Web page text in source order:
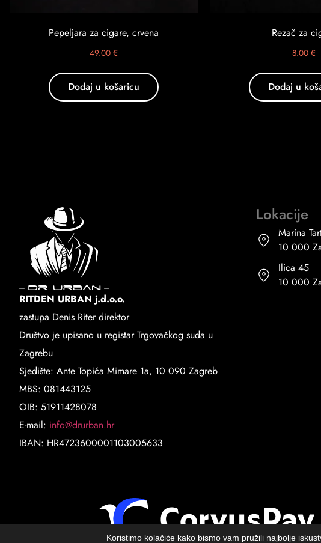
Pepeljara za cigare, crvena
49.00 €
Dodaj u košaricu
Rezač za
8.00 €
Dodaj u
RITDEN URBAN j.d.o.o.
zastupa Denis Riter direktor
Društvo je upisano u registar Trgovačkog suda u
Zagrebu
Sjedište: Ante Topića Mimare 1a, 10 090 Zagreb
MBS: 081443125
OIB: 51911428078
E-mail: info@drurban.hr
IBAN: HR4723600001103005633
Lokacije
Marina
10 000
Ilica 45
10 000
Koristimo kolačiće kako bismo vam pružili najbolje